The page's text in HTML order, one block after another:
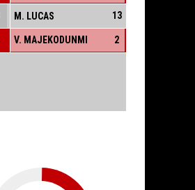
M. LUCAS 13
V. MAJEKODUNMI 2